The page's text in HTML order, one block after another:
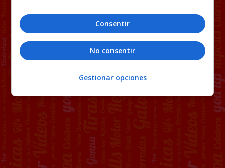
Consentir
No consentir
Gestionar opciones